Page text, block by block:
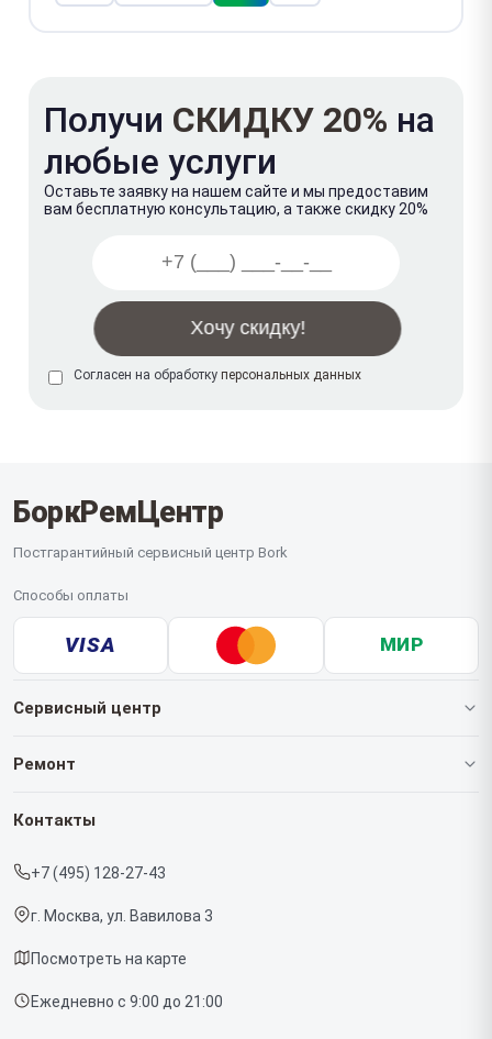
Получи СКИДКУ 20% на
любые услуги
Оставьте заявку на нашем сайте и мы предоставим
вам бесплатную консультацию, а также скидку 20%
Согласен на обработку персональных данных
БоркРемЦентр
Постгарантийный сервисный центр Bork
Способы оплаты
VISA МИР
Сервисный центр
О нашем сервисе
Срочный ремонт
Доставка и способы оплаты
Диагностика
Контакты
Ремонт
Роботов-пылесосов
Контакты
+7 (495) 128-27-43
г. Москва, ул. Вавилова 3
Посмотреть на карте
Ежедневно с 9:00 до 21:00